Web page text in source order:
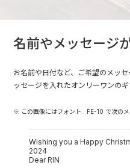
名前やメッセージ
お名前や日付など、ご希望のメッ
ッセージを入れたオンリーワンのギ
※ この画像にはフォント : FE-10 で次のメ
Wishing you a Happy
2024
Dear RIN